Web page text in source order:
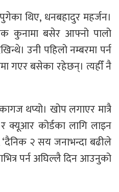
थिए, धनबहादुर महर्जन।
कुनामा बसेर आफ्नो पालो
उनी पहिलो नम्बरमा पर्न
गएर बसेका रहेछन्। त्यहीँ नै
थप्यो। खोप लगाएर मात्रै
क्यूआर कोर्डका लागि लाइन
२ सय जनाभन्दा बढीले
पर्न अघिल्लै दिन आउनुको